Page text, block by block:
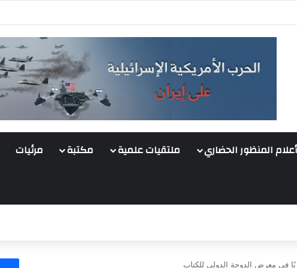
أعلام المنظور الحضاري ملتقيات علمية مكتبة مرئيات
في معرض الدوحة الدولي للكتاب